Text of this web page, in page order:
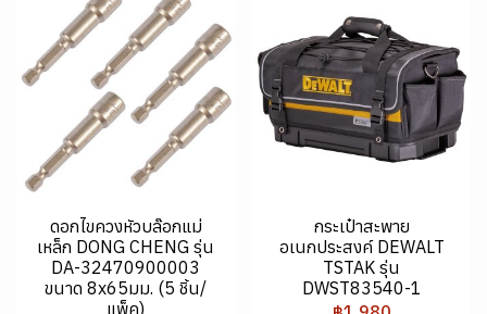
ดอกไขควงหัวบล๊อกแม่
เหล็ก DONG CHENG รุ่น
DA-32470900003
ขนาด 8x65มม. (5 ชิ้น/
แพ็ค)
กระเป๋าสะพาย
อเนกประสงค์ DEWALT
TSTAK รุ่น
DWST83540-1